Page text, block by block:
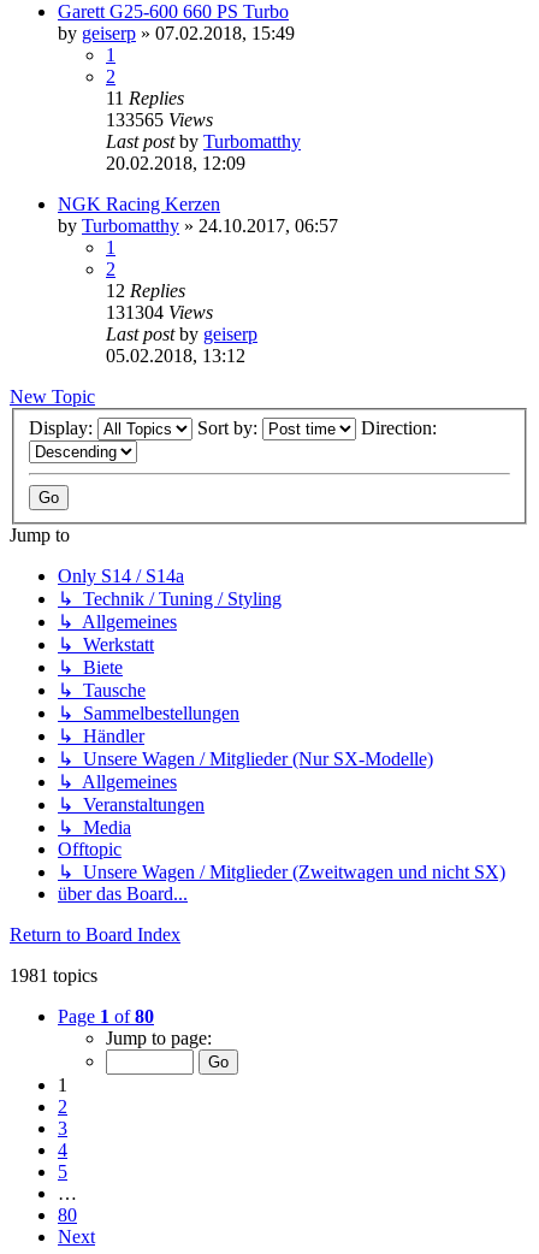
Garett G25-600 660 PS Turbo
by geiserp » 07.02.2018, 15:49
1
2
11 Replies
133565 Views
Last postby Turbomatthy
20.02.2018, 12:09
NGK Racing Kerzen
by Turbomatthy » 24.10.2017, 06:57
1
2
12 Replies
131304 Views
Last postby geiserp
05.02.2018, 13:12
New Topic
Display:
Sort by: Direction:
Jump to
Only S14 / S14a
↳ Technik / Tuning / Styling
↳ Allgemeines
↳ Werkstatt
↳ Biete
↳ Tausche
↳ Sammelbestellungen
↳ Händler
↳ Unsere Wagen / Mitglieder (Nur SX-Modelle)
↳ Allgemeines
↳ Veranstaltungen
↳ Media
Offtopic
↳ Unsere Wagen / Mitglieder (Zweitwagen und nicht SX)
über das Board...
Return to Board Index
1981 topics
Page 1 of80
Jump to page:
1
2
3
4
5
…
80
Next